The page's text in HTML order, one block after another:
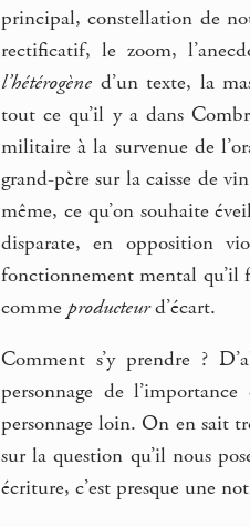
principal, constellation de
rectificatif, le zoom,
l’hétérogène d’un texte, la
tout ce qu’il y a dans
militaire à la survenue de
grand-père sur la caisse de
même, ce qu’on souhaite
disparate, en opposition
fonctionnement mental qu’il
commeproducteurd’écart.
Comment s’y prendre ?
personnage de
personnage loin. On en sait
sur la question qu’il nous
écriture, c’est presque une